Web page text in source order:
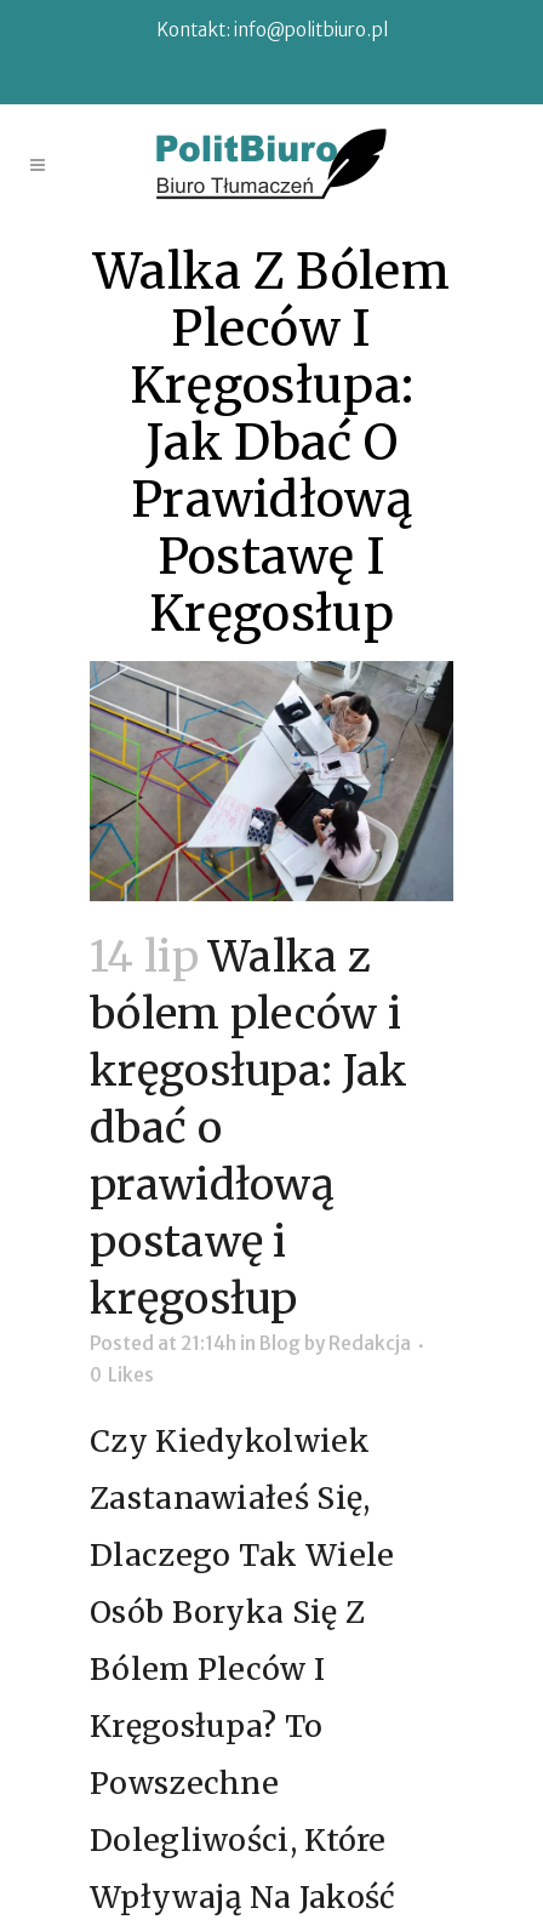
Kontakt: info@politbiuro.pl
Walka Z Bólem
Pleców I
Kręgosłupa:
Jak Dbać O
Prawidłową
Postawę I
Kręgosłup
14 lipWalka z
bólem pleców i
kręgosłupa: Jak
dbać o
prawidłową
postawę i
kręgosłup
Posted at 21:14h in Blog by Redakcja
0 Likes
Czy Kiedykolwiek
Zastanawiałeś Się,
Dlaczego Tak Wiele
Osób Boryka Się Z
Bólem Pleców I
Kręgosłupa? To
Powszechne
Dolegliwości, Które
Wpływają Na Jakość